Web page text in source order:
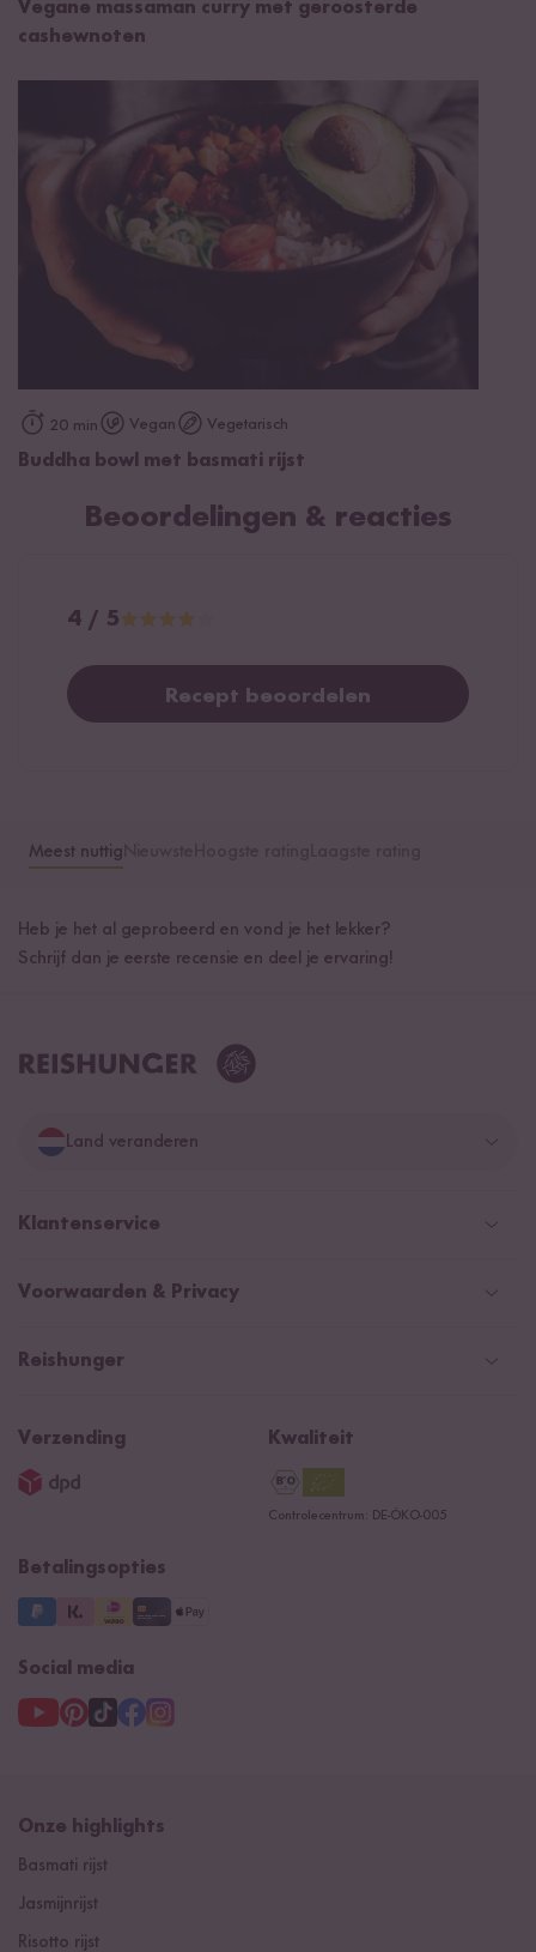
Vegane massaman curry met geroosterde
cashewnoten
20 min Vegan Vegetarisch
Buddha bowl met basmati rijst
Beoordelingen & reacties
4 / 5
Recept beoordelen
Meest nuttig
Heb je het al geprobeerd en vond je het lekker?
Schrijf dan je eerste recensie en deel je ervaring!
Land veranderen
Duitsland
Nederland
Klantenservice
Help Center (FAQ)
Betaalmethoden
Reishunger lexicon
Contacteer ons
Voorwaarden & Privacy
Retourneren
Privacy
Impressum
Reishunger
Verzending
Kwaliteit
Controlecentrum: DE-ÖKO-005
Betalingsopties
Social media
Onze highlights
Basmati rijst
Jasmijnrijst
Risotto rijst